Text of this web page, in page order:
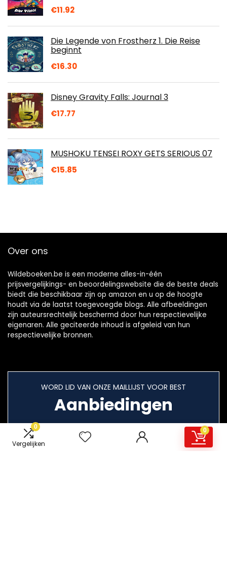
0
Vergelijken
0
€11.92
Die Legende von Frostherz 1. Die Reise
beginnt
€16.30
Disney Gravity Falls: Journal 3
€17.77
MUSHOKU TENSEI ROXY GETS SERIOUS 07
€15.85
Over ons
Wildeboeken.be is een moderne alles-in-één
prijsvergelijkings- en beoordelingswebsite die de beste deals
biedt die beschikbaar zijn op amazon en u op de hoogte
houdt via de laatst toegevoegde blogs. Alle afbeeldingen
zijn auteursrechtelijk beschermd door hun respectievelijke
eigenaren. Alle geciteerde inhoud is afgeleid van hun
respectievelijke bronnen.
WORD LID VAN ONZE MAILLIJST VOOR BEST
Aanbiedingen